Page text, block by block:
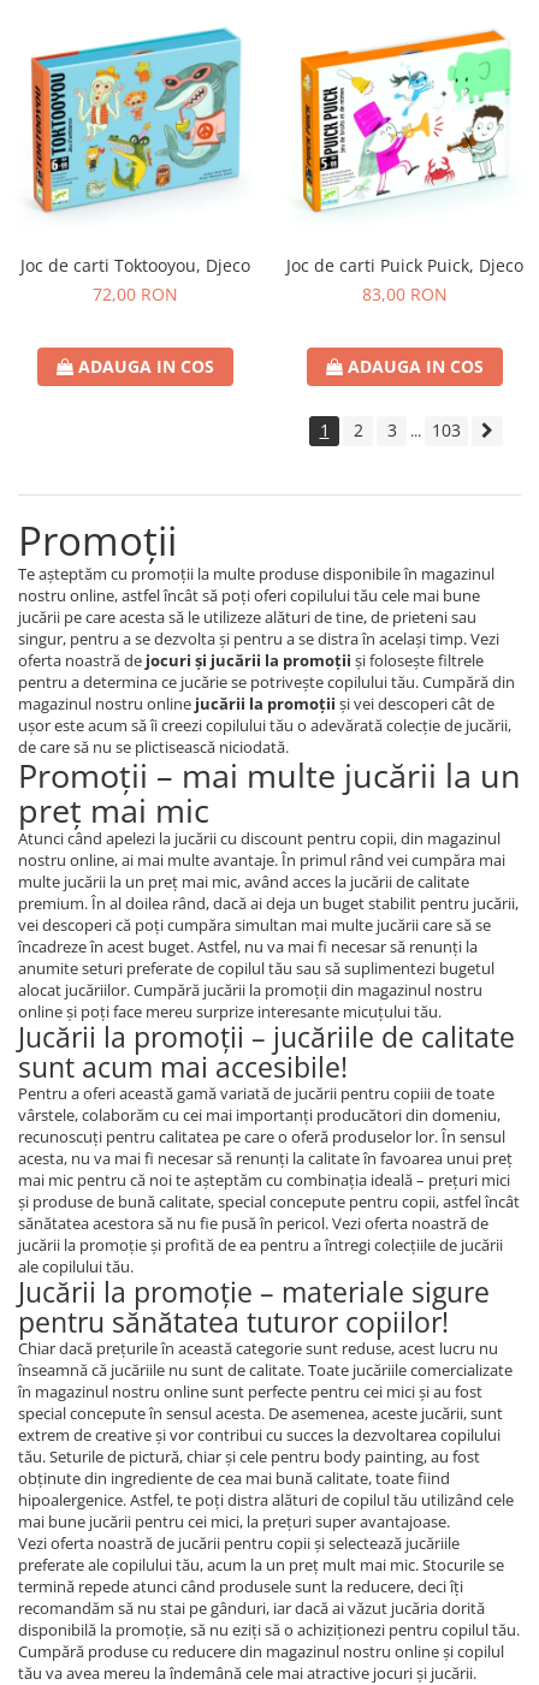
Joc de carti Toktooyou, Djeco
72,00 RON
ADAUGA IN COS
Joc de carti Puick Puick, Djeco
83,00 RON
ADAUGA IN COS
1 2 3 ... 103
Promoţii
Te aşteptăm cu promoţii la multe produse disponibile în magazinul
nostru online, astfel încât să poţi oferi copilului tău cele mai bune
jucării pe care acesta să le utilizeze alături de tine, de prieteni sau
singur, pentru a se dezvolta şi pentru a se distra în acelaşi timp. Vezi
oferta noastră de jocuri şi jucării la promoţii şi foloseşte filtrele
pentru a determina ce jucărie se potriveşte copilului tău. Cumpără din
magazinul nostru online jucării la promoţii şi vei descoperi cât de
uşor este acum să îi creezi copilului tău o adevărată colecţie de jucării,
de care să nu se plictisească niciodată.
Promoţii – mai multe jucării la un
preţ mai mic
Atunci când apelezi la jucării cu discount pentru copii, din magazinul
nostru online, ai mai multe avantaje. În primul rând vei cumpăra mai
multe jucării la un preţ mai mic, având acces la jucării de calitate
premium. În al doilea rând, dacă ai deja un buget stabilit pentru jucării,
vei descoperi că poţi cumpăra simultan mai multe jucării care să se
încadreze în acest buget. Astfel, nu va mai fi necesar să renunţi la
anumite seturi preferate de copilul tău sau să suplimentezi bugetul
alocat jucăriilor. Cumpără jucării la promoţii din magazinul nostru
online şi poţi face mereu surprize interesante micuţului tău.
Jucării la promoţii – jucăriile de calitate
sunt acum mai accesibile!
Pentru a oferi această gamă variată de jucării pentru copiii de toate
vârstele, colaborăm cu cei mai importanţi producători din domeniu,
recunoscuţi pentru calitatea pe care o oferă produselor lor. În sensul
acesta, nu va mai fi necesar să renunţi la calitate în favoarea unui preţ
mai mic pentru că noi te aşteptăm cu combinaţia ideală – preţuri mici
şi produse de bună calitate, special concepute pentru copii, astfel încât
sănătatea acestora să nu fie pusă în pericol. Vezi oferta noastră de
jucării la promoţie şi profită de ea pentru a întregi colecţiile de jucării
ale copilului tău.
Jucării la promoţie – materiale sigure
pentru sănătatea tuturor copiilor!
Chiar dacă preţurile în această categorie sunt reduse, acest lucru nu
înseamnă că jucăriile nu sunt de calitate. Toate jucăriile comercializate
în magazinul nostru online sunt perfecte pentru cei mici şi au fost
special concepute în sensul acesta. De asemenea, aceste jucării, sunt
extrem de creative şi vor contribui cu succes la dezvoltarea copilului
tău. Seturile de pictură, chiar şi cele pentru body painting, au fost
obţinute din ingrediente de cea mai bună calitate, toate fiind
hipoalergenice. Astfel, te poţi distra alături de copilul tău utilizând cele
mai bune jucării pentru cei mici, la preţuri super avantajoase.
Vezi oferta noastră de jucării pentru copii şi selectează jucăriile
preferate ale copilului tău, acum la un preţ mult mai mic. Stocurile se
termină repede atunci când produsele sunt la reducere, deci îţi
recomandăm să nu stai pe gânduri, iar dacă ai văzut jucăria dorită
disponibilă la promoţie, să nu eziţi să o achiziţionezi pentru copilul tău.
Cumpără produse cu reducere din magazinul nostru online şi copilul
tău va avea mereu la îndemână cele mai atractive jocuri şi jucării.